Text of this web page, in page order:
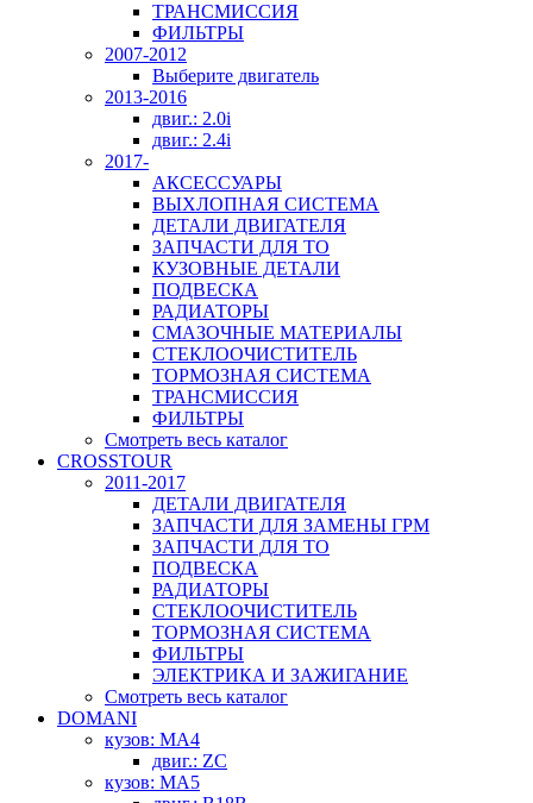
ТРАНСМИССИЯ
ФИЛЬТРЫ
2007-2012
Выберите двигатель
2013-2016
двиг.: 2.0i
двиг.: 2.4i
2017-
АКСЕССУАРЫ
ВЫХЛОПНАЯ СИСТЕМА
ДЕТАЛИ ДВИГАТЕЛЯ
ЗАПЧАСТИ ДЛЯ ТО
КУЗОВНЫЕ ДЕТАЛИ
ПОДВЕСКА
РАДИАТОРЫ
СМАЗОЧНЫЕ МАТЕРИАЛЫ
СТЕКЛООЧИСТИТЕЛЬ
ТОРМОЗНАЯ СИСТЕМА
ТРАНСМИССИЯ
ФИЛЬТРЫ
Смотреть весь каталог
CROSSTOUR
2011-2017
ДЕТАЛИ ДВИГАТЕЛЯ
ЗАПЧАСТИ ДЛЯ ЗАМЕНЫ ГРМ
ЗАПЧАСТИ ДЛЯ ТО
ПОДВЕСКА
РАДИАТОРЫ
СТЕКЛООЧИСТИТЕЛЬ
ТОРМОЗНАЯ СИСТЕМА
ФИЛЬТРЫ
ЭЛЕКТРИКА И ЗАЖИГАНИЕ
Смотреть весь каталог
DOMANI
кузов: MA4
двиг.: ZC
кузов: MA5